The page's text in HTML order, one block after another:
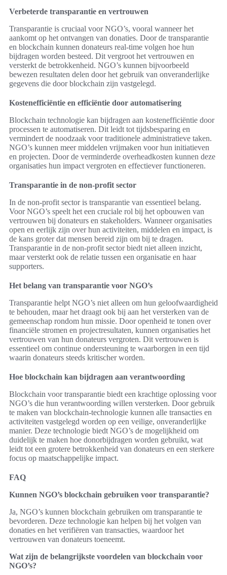
Verbeterde transparantie en vertrouwen
Transparantie is cruciaal voor NGO’s, vooral wanneer het
aankomt op het ontvangen van donaties. Door de transparantie
en blockchain kunnen donateurs real-time volgen hoe hun
bijdragen worden besteed. Dit vergroot het vertrouwen en
versterkt de betrokkenheid. NGO’s kunnen bijvoorbeeld
bewezen resultaten delen door het gebruik van onveranderlijke
gegevens die door blockchain zijn vastgelegd.
Kostenefficiëntie en efficiëntie door automatisering
Blockchain technologie kan bijdragen aan kostenefficiëntie door
processen te automatiseren. Dit leidt tot tijdsbesparing en
vermindert de noodzaak voor traditionele administratieve taken.
NGO’s kunnen meer middelen vrijmaken voor hun initiatieven
en projecten. Door de verminderde overheadkosten kunnen deze
organisaties hun impact vergroten en effectiever functioneren.
Transparantie in de non-profit sector
In de non-profit sector is transparantie van essentieel belang.
Voor NGO’s speelt het een cruciale rol bij het opbouwen van
vertrouwen bij donateurs en stakeholders. Wanneer organisaties
open en eerlijk zijn over hun activiteiten, middelen en impact, is
de kans groter dat mensen bereid zijn om bij te dragen.
Transparantie in de non-profit sector biedt niet alleen inzicht,
maar versterkt ook de relatie tussen een organisatie en haar
supporters.
Het belang van transparantie voor NGO’s
Transparantie helpt NGO’s niet alleen om hun geloofwaardigheid
te behouden, maar het draagt ook bij aan het versterken van de
gemeenschap rondom hun missie. Door openheid te tonen over
financiële stromen en projectresultaten, kunnen organisaties het
vertrouwen van hun donateurs vergroten. Dit vertrouwen is
essentieel om continue ondersteuning te waarborgen in een tijd
waarin donateurs steeds kritischer worden.
Hoe blockchain kan bijdragen aan verantwoording
Blockchain voor transparantie biedt een krachtige oplossing voor
NGO’s die hun verantwoording willen versterken. Door gebruik
te maken van blockchain-technologie kunnen alle transacties en
activiteiten vastgelegd worden op een veilige, onveranderlijke
manier. Deze technologie biedt NGO’s de mogelijkheid om
duidelijk te maken hoe donorbijdragen worden gebruikt, wat
leidt tot een grotere betrokkenheid van donateurs en een sterkere
focus op maatschappelijke impact.
FAQ
Kunnen NGO’s blockchain gebruiken voor transparantie?
Ja, NGO’s kunnen blockchain gebruiken om transparantie te
bevorderen. Deze technologie kan helpen bij het volgen van
donaties en het verifiëren van transacties, waardoor het
vertrouwen van donateurs toeneemt.
Wat zijn de belangrijkste voordelen van blockchain voor
NGO’s?